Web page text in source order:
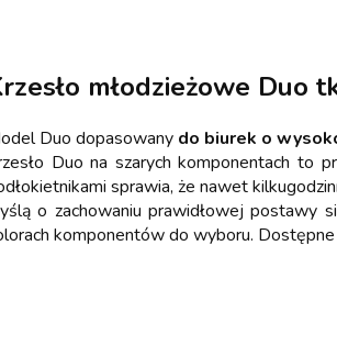
młodzieżowe
Duo dopasowany do biurek o
Duo na szarych komponentach to
sprawia, że nawet
o zachowaniu prawidłowej postawy
komponentów do wyboru.